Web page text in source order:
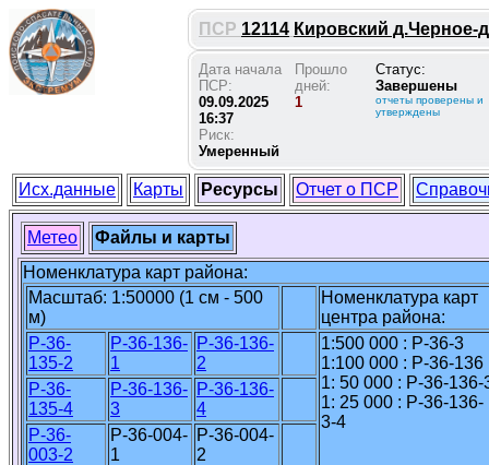
ПСР 12114 Кировский д.Черное-
Дата начала
ПСР:
09.09.2025
16:37
Риск:
Умеренный
Прошло
дней:
1
Статус:
Завершены
отчеты проверены и
утверждены
Исх.данные Карты Ресурсы Отчет о ПСР
Метео
Файлы и карты
Номенклатура карт района:
Масштаб: 1:50000 (1 см - 500
м)
Номенклатура карт
центра района:
P-36-
135-2
P-36-136-
1
P-36-136-
2
1:500 000 : P-36-3
1:100 000 : P-36-136
1: 50 000 : P-36-136-
1: 25 000 : P-36-136-
3-4
P-36-
135-4
P-36-136-
3
P-36-136-
4
P-36-
003-2
P-36-004-
1
P-36-004-
2